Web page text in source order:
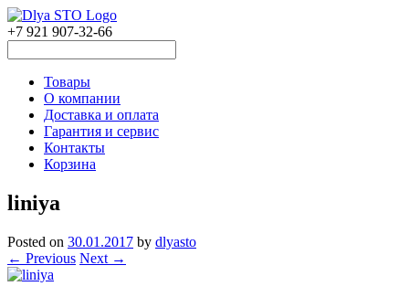
+7 921 907-32-66
Товары
О компании
Доставка и оплата
Гарантия и сервис
Контакты
Корзина
liniya
Posted on 30.01.2017 by dlyasto
← Previous Next →